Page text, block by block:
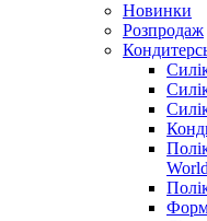
Новинки
Розпродаж
World